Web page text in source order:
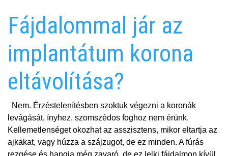
Fájdalommal jár az
implantátum korona
eltávolítása?
Nem. Érzéstelenítésben szoktuk végezni a koronák
levágását, ínyhez, szomszédos foghoz nem érünk.
Kellemetlenséget okozhat az asszisztens, mikor eltartja az
ajkakat, vagy húzza a szájzugot, de ez minden. A fúrás
rezgése és hangja még zavaró, de ez lelki fájdalmon kívül